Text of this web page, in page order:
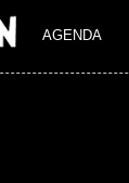
AGENDA